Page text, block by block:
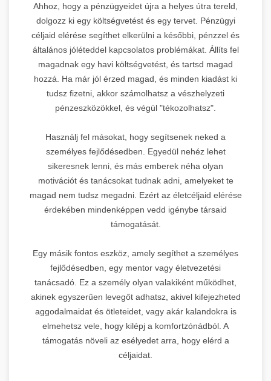
Ahhoz, hogy a pénzügyeidet újra a helyes útra tereld,
dolgozz ki egy költségvetést és egy tervet. Pénzügyi
céljaid elérése segíthet elkerülni a későbbi, pénzzel és
általános jóléteddel kapcsolatos problémákat. Állíts fel
magadnak egy havi költségvetést, és tartsd magad
hozzá. Ha már jól érzed magad, és minden kiadást ki
tudsz fizetni, akkor számolhatsz a vészhelyzeti
pénzeszközökkel, és végül "tékozolhatsz".
Használj fel másokat, hogy segítsenek neked a
személyes fejlődésedben. Egyedül nehéz lehet
sikeresnek lenni, és más emberek néha olyan
motivációt és tanácsokat tudnak adni, amelyeket te
magad nem tudsz megadni. Ezért az életcéljaid elérése
érdekében mindenképpen vedd igénybe társaid
támogatását.
Egy másik fontos eszköz, amely segíthet a személyes
fejlődésedben, egy mentor vagy életvezetési
tanácsadó. Ez a személy olyan valakiként működhet,
akinek egyszerűen levegőt adhatsz, akivel kifejezheted
aggodalmaidat és ötleteidet, vagy akár kalandokra is
elmehetsz vele, hogy kilépj a komfortzónádból. A
támogatás növeli az esélyedet arra, hogy elérd a
céljaidat.